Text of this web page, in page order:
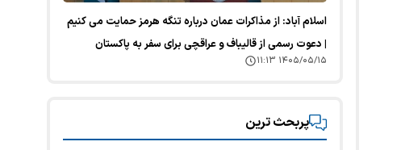
اسلام آباد: از مذاکرات عمان درباره تنگه هرمز حمایت می کنیم
| دعوت رسمی از قالیباف و عراقچی برای سفر به پاکستان
۱۴۰۵/۰۵/۱۵ ۱۱:۱۳
پربحث ترین